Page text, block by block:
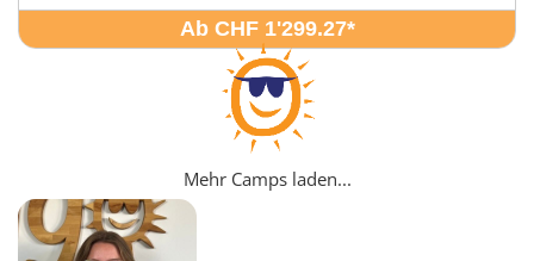
Ab CHF 1'299.27*
Mehr Camps laden...